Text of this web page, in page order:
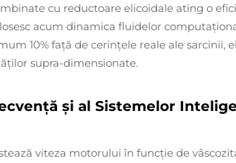
cu reductoare elicoidale ating o
acum dinamica fluidelor
10% față de cerințele reale ale sarcinii,
supra-dimensionate.
și al Sistemelor
viteza motorului în funcție de